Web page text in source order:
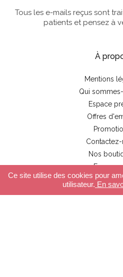
Tous les e-mails reçus sont
patients et pensez à
À
Mentions
Qui
Espace
Offres
Nos
Espace
Ce site utilise des cookies pour
utilisateur. En